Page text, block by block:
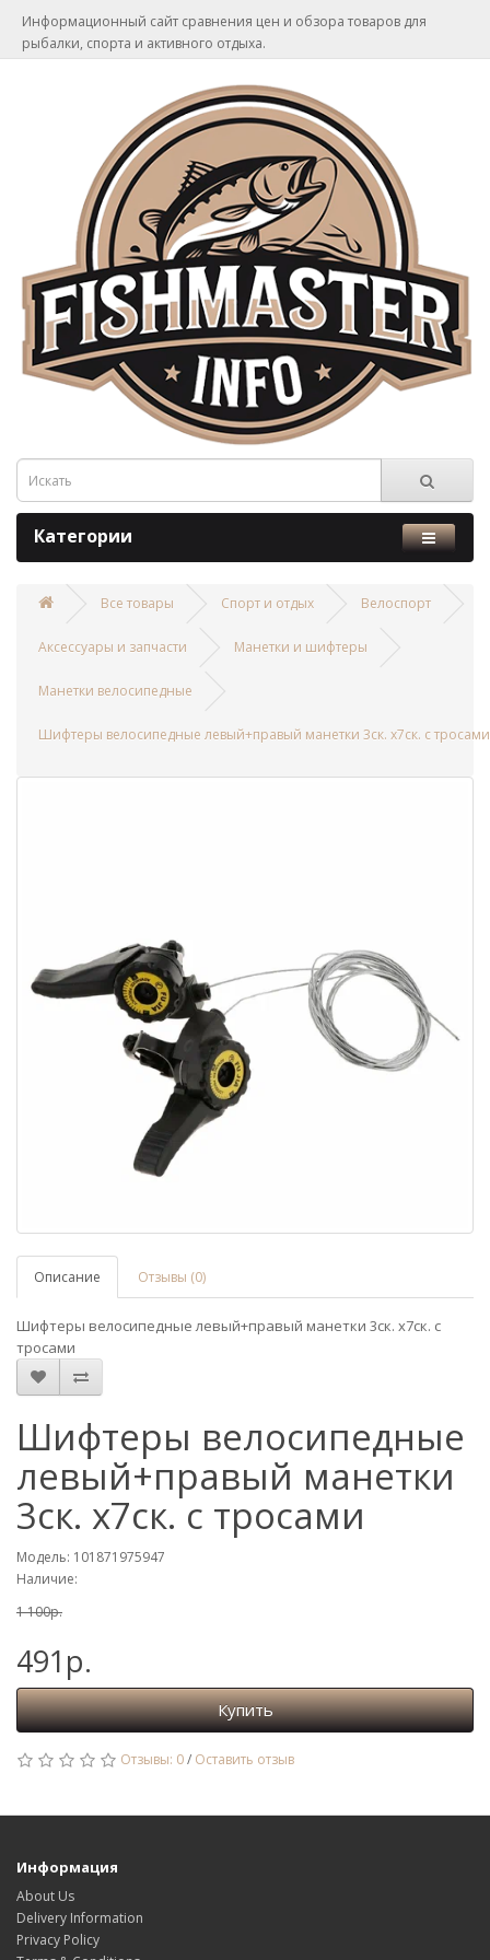
Информационный сайт сравнения цен и обзора товаров для
рыбалки, спорта и активного отдыха.
Категории
Все товары Спорт и отдых Велоспорт
Аксессуары и запчасти Манетки и шифтеры
Манетки велосипедные
Шифтеры велосипедные левый+правый манетки 3ск. х7ск. с тросами
Описание Отзывы (0)
Шифтеры велосипедные левый+правый манетки 3ск. х7ск. с
тросами
Шифтеры велосипедные
левый+правый манетки
3ск. х7ск. с тросами
Модель: 101871975947
Наличие:
1 100р.
491р.
Купить
Отзывы: 0/ Оставить отзыв
Информация
About Us
Delivery Information
Privacy Policy